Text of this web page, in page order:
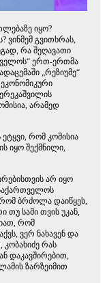
იყო?
ვინმემ გვითხრას,
რა შეღავათი
ერთ-ერთმა
„რეზიუმე“
არამედ
რომ კომისია
იყო შექმნილი,
არ იყო
საქართველოს
რომ ბრძოლა დაიწყეს,
სამი თვის უკან,
რომ
ვერ ნახავენ და
კობახიძე რას
დაკავშირებით,
ზარზეიმით